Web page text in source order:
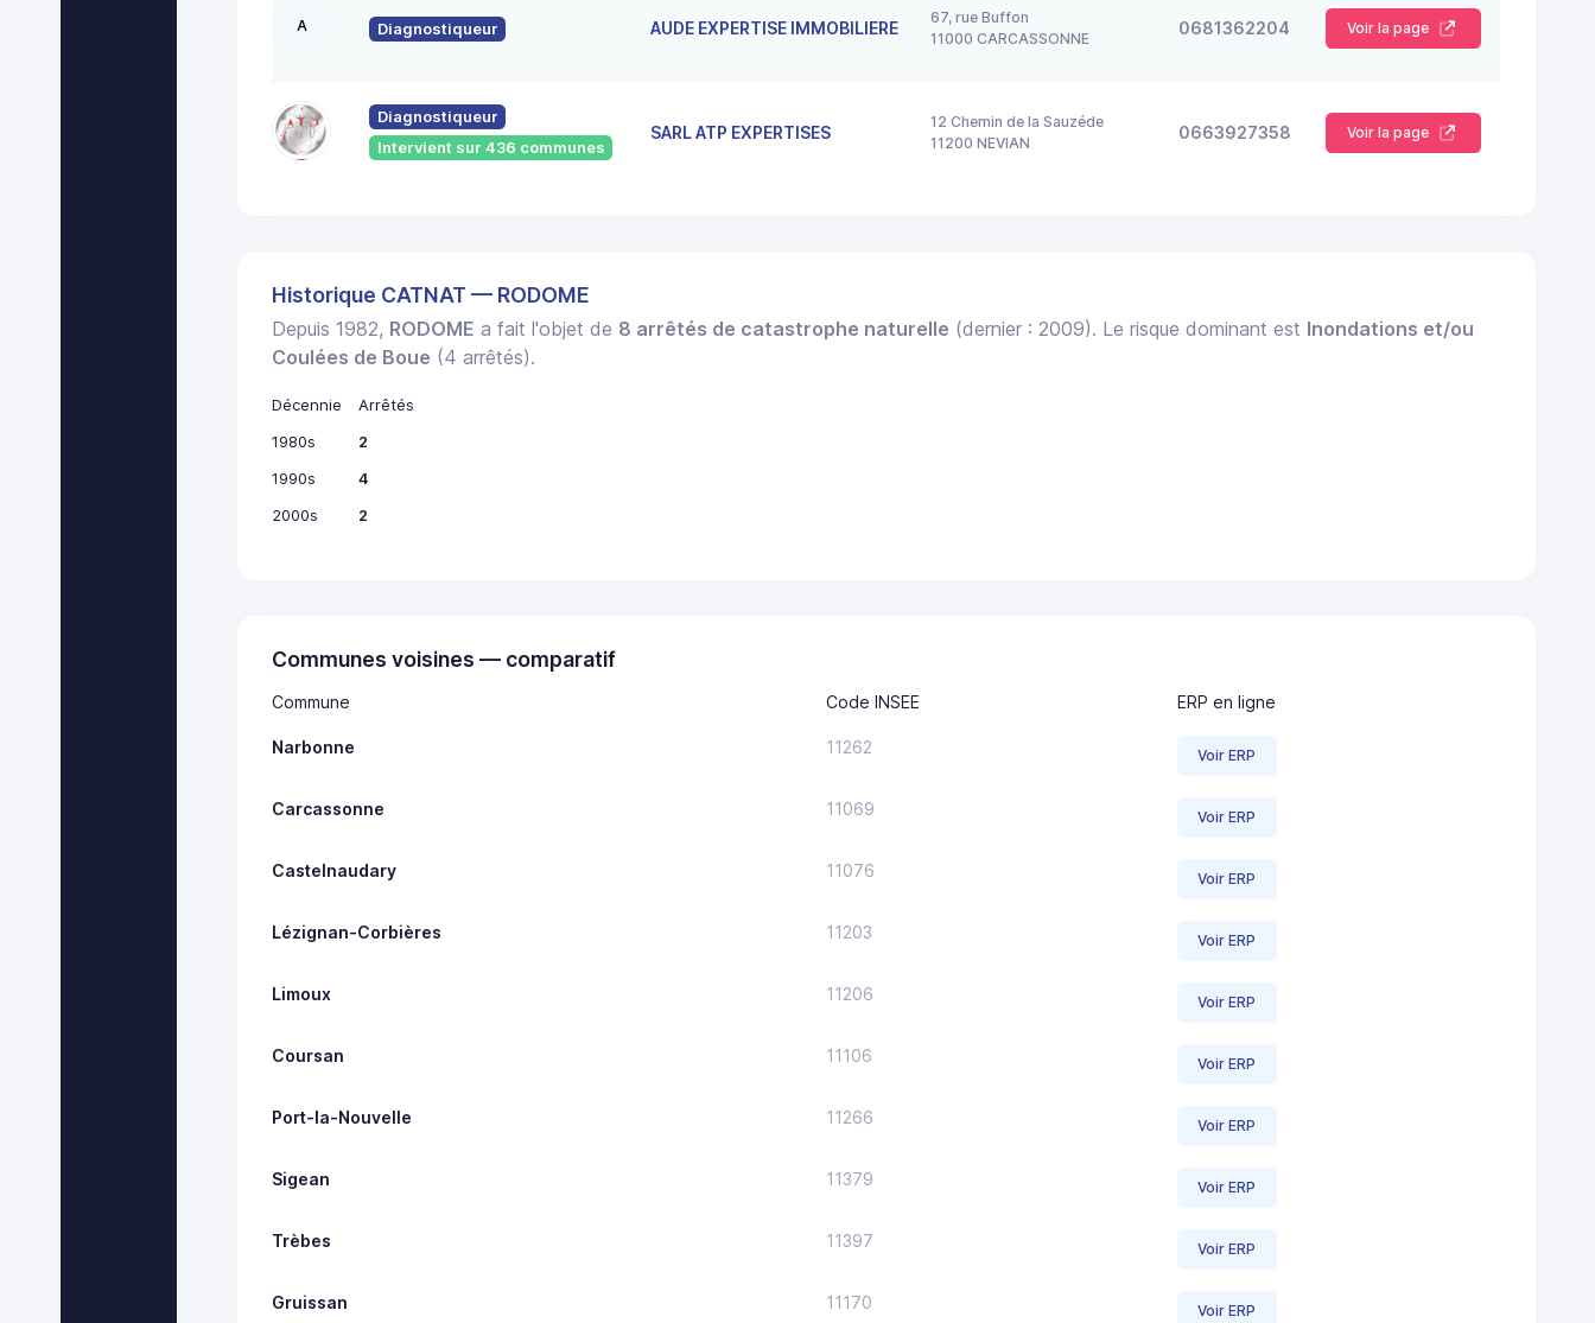
A Diagnostiqueur AUDE EXPERTISE IMMOBILIERE
67, rue Buffon
11000 CARCASSONNE
0681362204 Voir la page
Diagnostiqueur
Intervient sur 436 communes
SARL ATP EXPERTISES
12 Chemin de la Sauzéde
11200 NEVIAN
0663927358 Voir la page
Historique CATNAT — RODOME
Depuis 1982, RODOME a fait l'objet de 8 arrêtés de catastrophe naturelle (dernier : 2009). Le risque dominant est Inondations et/ou
Coulées de Boue (4 arrêtés).
Décennie
Arrêtés
1980s
2
1990s
4
2000s
2
Communes voisines — comparatif
Commune Code INSEE ERP en ligne
Narbonne 11262 Voir ERP
Carcassonne 11069 Voir ERP
Castelnaudary 11076 Voir ERP
Lézignan-Corbières 11203 Voir ERP
Limoux 11206 Voir ERP
Coursan 11106 Voir ERP
Port-la-Nouvelle 11266 Voir ERP
Sigean 11379 Voir ERP
Trèbes 11397 Voir ERP
Gruissan 11170 Voir ERP